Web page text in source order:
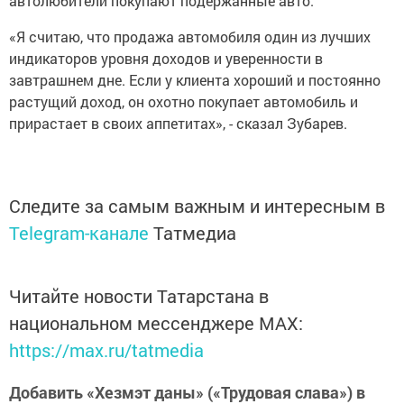
«Я считаю, что продажа автомобиля один из лучших
индикаторов уровня доходов и уверенности в
завтрашнем дне. Если у клиента хороший и постоянно
растущий доход, он охотно покупает автомобиль и
прирастает в своих аппетитах», - сказал Зубарев.
Следите за самым важным и интересным в
Telegram-канале Татмедиа
Читайте новости Татарстана в
национальном мессенджере MАХ:
https://max.ru/tatmedia
Добавить «Хезмэт даны» («Трудовая слава») в